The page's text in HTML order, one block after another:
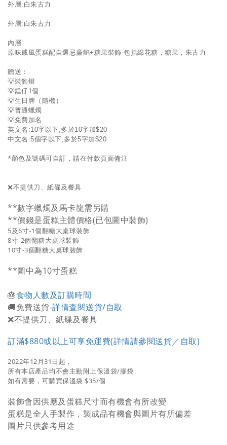
外層:白朱古力
外層:白朱古力
內層:
原味戚風蛋糕配自選忌廉餡+糖果裝飾-包括綿花糖，糖果，朱古力
贈送：
💡裝飾燈
💡錘仔1個
💡生日牌（隨機）
💡普通蠟燭
💡免費加名
英文名:10字以下,多於10字加$20
中文名:5個字以下,多於5字加$20
*顏色及號碼可自訂，請在付款頁面備注
❌不提供刀、紙碟及餐具
**數字蠟燭及馬卡龍需另購
**價錢是蛋糕主體價格(已包圖中裝飾)
5及6寸-1個翻糖大桌球裝飾
8寸-2個翻糖大桌球裝飾
10寸-3個翻糖大桌球裝飾
**圖中為10寸蛋糕
🎂食物人數及訂購時間
🚚免費送貨-詳情查閱送貨/自取
❌不提供刀、紙碟及餐具
訂滿$880或以上可享免運費(詳情請參閱送貨／自取)
2022年12月31日起，
所有本店產品均不會主動附上保溫袋/膠袋
如有需要，可購買保溫袋 $35/個
裝飾會因供應及蛋糕尺寸而有機會有所改變
蛋糕是全人手製作，製成品有機會與圖片有所偏差
圖片只供參考用途